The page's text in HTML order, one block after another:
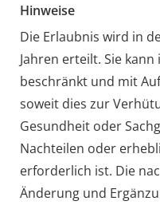
Hinweise
Die Erlaubnis wird in
Jahren erteilt. Sie
beschränkt und mit
soweit dies zur
Gesundheit oder
Nachteilen oder
erforderlich ist. Die
Änderung und